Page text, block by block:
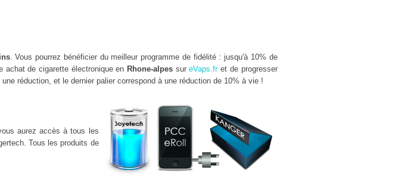
. Vous pourrez bénéficier du meilleur programme de fidélité : jusqu'à 10% de
de cigarette électronique en Rhone-alpes sureVaps.fret de progresser
réduction, et le dernier palier correspond à une réduction de 10% à vie !
aurez accès à tous les
Tous les produits de